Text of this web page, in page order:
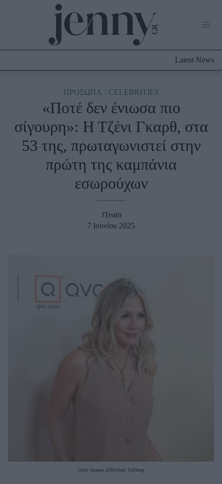
Culture
Fashion
Shopping
Styling Tips
Beauty - Ομορφιά
Ψυχολογία
Υγεία + Διατροφή
Woman Power
Συνεντεύξεις
Latest News
ΠΡΟΣΩΠΑ CELEBRITIES
«Ποτέ δεν ένιωσα πιο
σίγουρη»: Η Τζένι Γκαρθ, στα
53 της, πρωταγωνιστεί στην
πρώτη της καμπάνια
εσωρούχων
JTeam
7 Ιουνίου 2025
Getty Images @Michael Tullberg